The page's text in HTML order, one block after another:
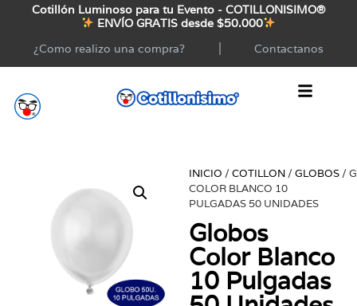
Cotillón Luminoso para tu Evento - COTILLONISIMO®
ENVÍO GRATIS desde $50.000
¿Como realizo una compra?
Contactanos
INICIO /COTILLON /GLOBOS /
COLOR BLANCO 10
PULGADAS 50 UNIDADES
Globos
Color Blanco
10 Pulgadas